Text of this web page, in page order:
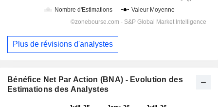
Plus de révisions d'analystes
Bénéfice Net Par Action (BNA) - Evolution des
Estimations des Analystes